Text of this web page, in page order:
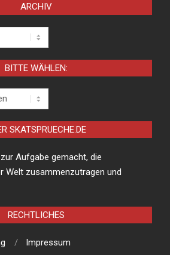
ARCHIV
BITTE WÄHLEN:
SKATSPRUECHE.DE
Aufgabe gemacht, die
Welt zusammenzutragen und
RECHTLICHES
Impressum